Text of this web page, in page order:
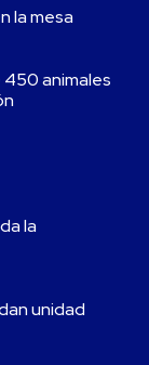
la mesa
450 animales
la
unidad